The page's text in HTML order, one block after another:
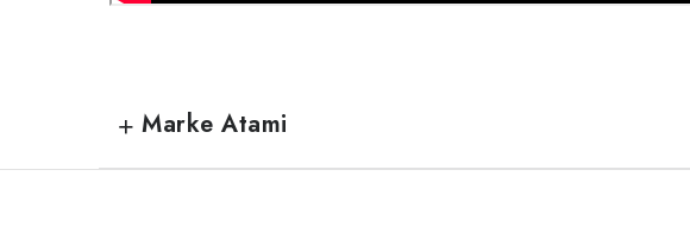
Marke Atami